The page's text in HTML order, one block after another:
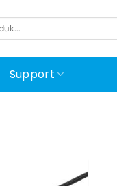
Support